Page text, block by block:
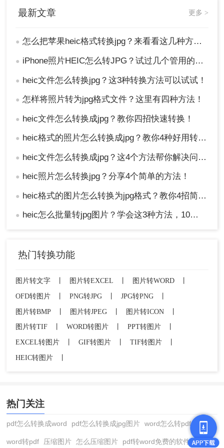
最新文章 更多 >
● 怎么把苹果heic格式转换jpg？来看看这几种方法吧！
● iPhone照片HEIC怎么转JPG？试过几个管用的方法！
● heic文件怎么转换jpg？这3种转换方法可以试试！
● 怎样将照片转为jpg格式文件？这里有四种方法！
● heic文件怎么转换成jpg？教你四招快速转换！
● heic格式的照片怎么转换成jpg？教你4种好用转换方法！
● heic文件怎么转换成jpg？这4个方法帮你解决问题！
● heic照片怎么转换jpg？分享4个简单的方法！
● heic格式的图片怎么转换为jpg格式？教你4招简便的转换方法！
● heic怎么批量转jpg图片？学会这3种方法，10秒转换上百张图片。
热门转换功能
图片转文字 图片转EXCEL 图片转WORD
OFD转图片
PNG转JPG JPG转PNG
图片转BMP
丨 图片转JPEG 丨 图片转ICON
丨
图片转TIF
WORD转图片 PPT转图片
EXCEL转图片
GIF转图片 TIF转图片
HEIC转图片
热门关注
pdf怎么转换成word pdf怎么转换成jpg图片 word怎么转pdf
word转pdf 压缩图片 怎么压缩图片 pdf转word免费的软件